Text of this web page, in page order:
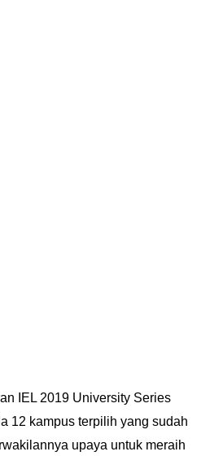
IEL 2019 University Series
12 kampus terpilih yang sudah
upaya untuk meraih